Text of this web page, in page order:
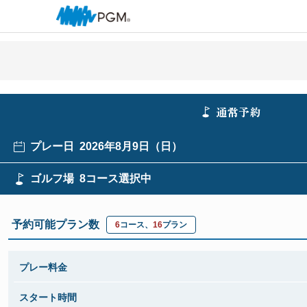
通常予約
プレー日 2026年8月9日（日）
ゴルフ場 8コース選択中
予約可能プラン数 6コース、 16プラン
プレー料金
スタート時間